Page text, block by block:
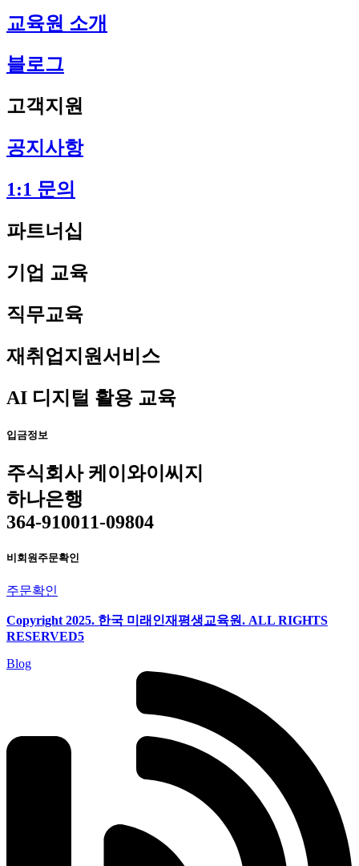
교육원 소개
블로그
고객지원
공지사항
1:1 문의
파트너십
기업 교육
직무교육
재취업지원서비스
AI 디지털 활용 교육
입금정보
주식회사 케이와이씨지
하나은행
364-910011-09804
비회원주문확인
주문확인
Copyright 2025. 한국 미래인재평생교육원. ALL RIGHTS
RESERVED5
Blog